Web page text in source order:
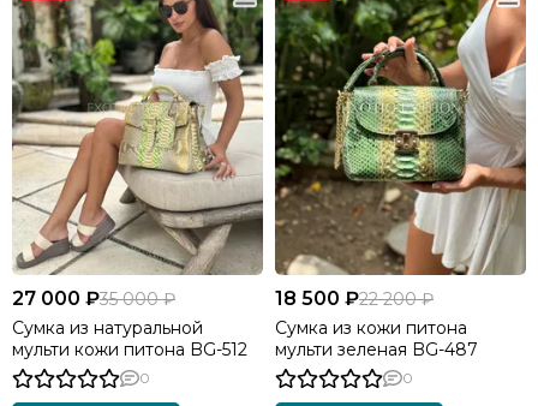
27 000 ₽35 000 ₽
Сумка из натуральной
мульти кожи питона BG-512
0
18 500 ₽22 200 ₽
Сумка из кожи питона
мульти зеленая BG-487
0